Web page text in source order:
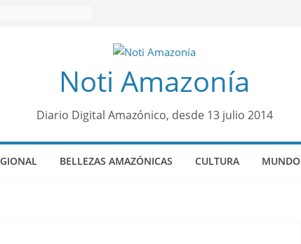
Noti Amazonía
Diario Digital Amazónico, desde 13 julio 2014
BELLEZAS AMAZÓNICAS CULTURA MUNDO